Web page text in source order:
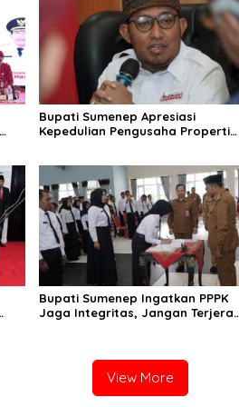
Bupati Sumenep Apresiasi
Kepedulian Pengusaha Properti
Bupati Sumenep Ingatkan PPPK
Jaga Integritas, Jangan Terjerat
View More